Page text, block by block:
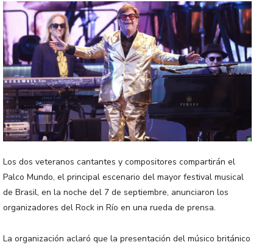
Los dos veteranos cantantes y compositores compartirán el
Palco Mundo, el principal escenario del mayor festival musical
de Brasil, en la noche del 7 de septiembre, anunciaron los
organizadores del Rock in Río en una rueda de prensa.
La organización aclaró que la presentación del músico británico